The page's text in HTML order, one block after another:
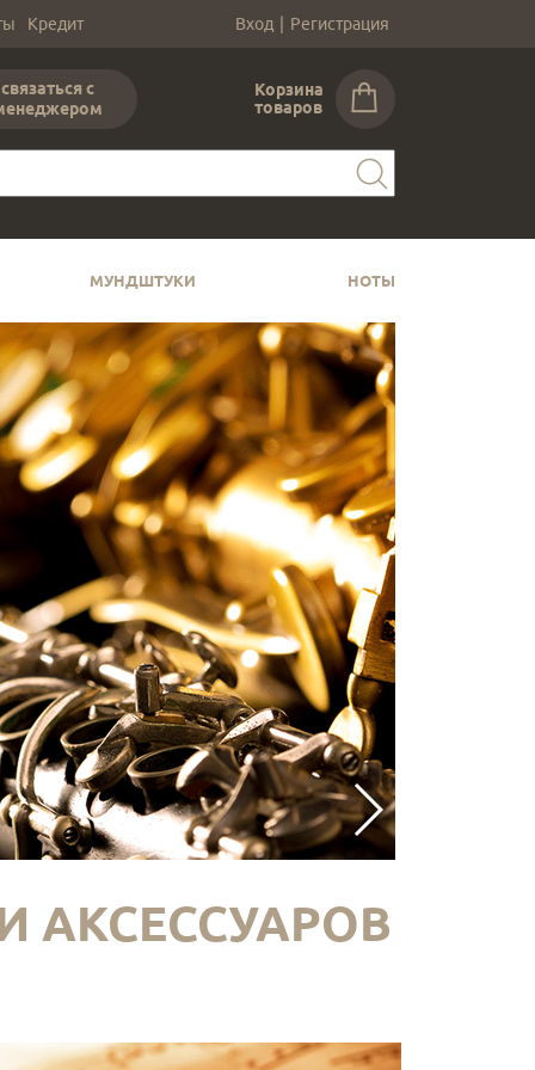
Кредит Вход | Регистрация
связаться с
Корзина
товаров
МУНДШТУКИ НОТЫ
АКСЕССУАРОВ